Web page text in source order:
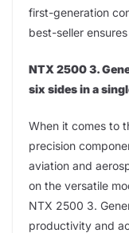
first-generation
best-seller
NTX 2500 3.
six sides in a
When it comes to
precision
aviation and
on the versatile
NTX 2500 3.
productivity and